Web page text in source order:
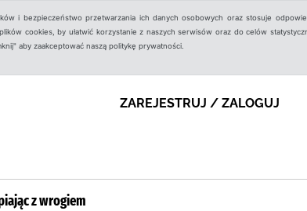
i bezpieczeństwo przetwarzania ich danych osobowych oraz stosuje
cookies, by ułatwić korzystanie z naszych serwisów oraz do celów
aby zaakceptować naszą politykę prywatności.
ZAREJESTRUJ / ZALOGUJ
z wrogiem